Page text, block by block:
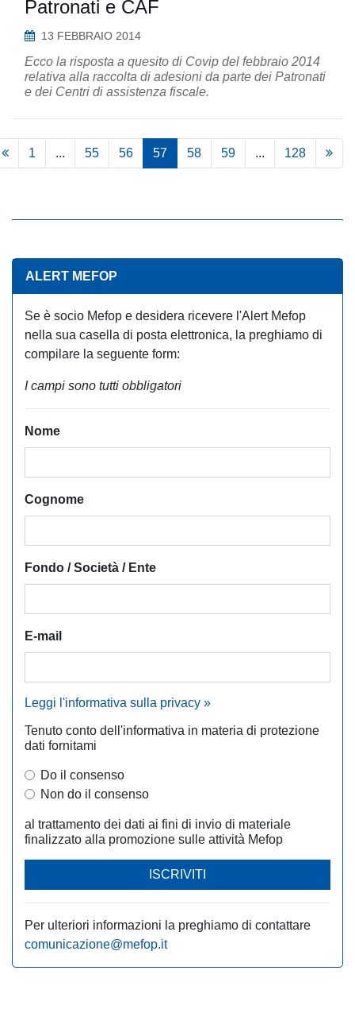
Patronati e CAF
13 FEBBRAIO 2014
Ecco la risposta a quesito di Covip del febbraio 2014
relativa alla raccolta di adesioni da parte dei Patronati
e dei Centri di assistenza fiscale.
1 ... 55 56 57 58 59 ... 128
ALERT MEFOP
Se è socio Mefop e desidera ricevere l'Alert Mefop
nella sua casella di posta elettronica, la preghiamo di
compilare la seguente form:
I campi sono tutti obbligatori
Nome
Cognome
Fondo / Società / Ente
E-mail
Leggi l'informativa sulla privacy »
Tenuto conto dell'informativa in materia di protezione
dati fornitami
Do il consenso
Non do il consenso
al trattamento dei dati ai fini di invio di materiale
finalizzato alla promozione sulle attività Mefop
ISCRIVITI
Per ulteriori informazioni la preghiamo di contattare
comunicazione@mefop.it